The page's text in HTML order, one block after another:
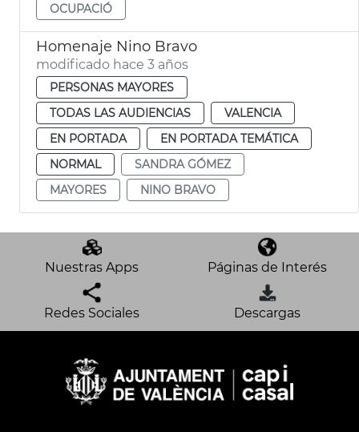
OCUPACIÓ
Homenaje Nino Bravo
modificado hace 3 años
PERSONAS MAYORES
TODAS LAS AUDIENCIAS
VALENCIA
EN PORTADA
EN PORTADA TEMÁTICA
NORMAL
SANDRA GÓMEZ
MAYORES
NINO BRAVO
Nuestras Apps Páginas de Interés
Redes Sociales Descargas